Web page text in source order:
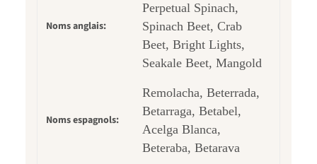
Noms anglais:
Perpetual Spinach,
Spinach Beet, Crab
Beet, Bright Lights,
Seakale Beet, Mangold
Noms espagnols:
Remolacha, Beterrada,
Betarraga, Betabel,
Acelga Blanca,
Beteraba, Betarava